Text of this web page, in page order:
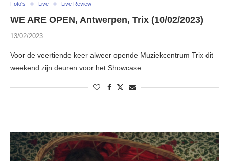
Foto's Live Live Review
WE ARE OPEN, Antwerpen, Trix (10/02/2023)
13/02/2023
Voor de veertiende keer alweer opende Muziekcentrum Trix dit
weekend zijn deuren voor het Showcase …